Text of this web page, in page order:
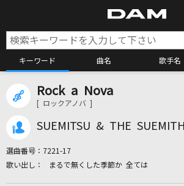
キーワード 曲名 歌手名
カラオケ検索
Rock a Nova
[ ロックアノバ ]
SUEMITSU & THE SUEMITH
選曲番号： 7221-17
まるで無くした季節か 全ては